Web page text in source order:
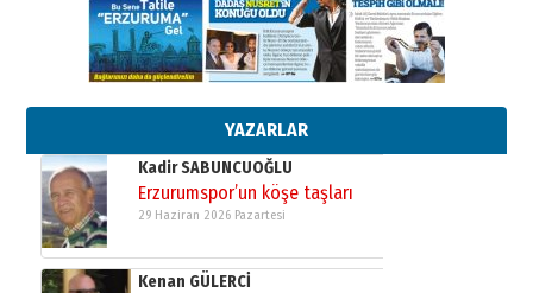
YAZARLAR
13 Mayıs 2026 Çarşamba
Esat BİNDESEN
Başkan Sekmen’den Erzurum’a
02 Ağustos 2026 Pazar
Kadir SABUNCUOĞLU
Erzurumspor’un köşe taşları
29 Haziran 2026 Pazartesi
Kenan GÜLERCİ